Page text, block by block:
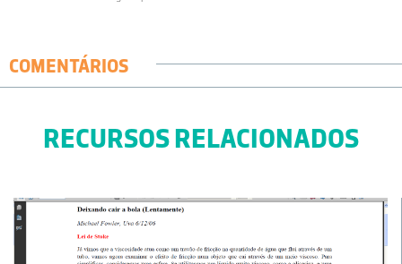
COMENTÁRIOS
RECURSOS RELACIONADOS